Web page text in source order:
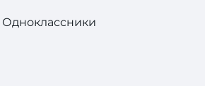
Одноклассники